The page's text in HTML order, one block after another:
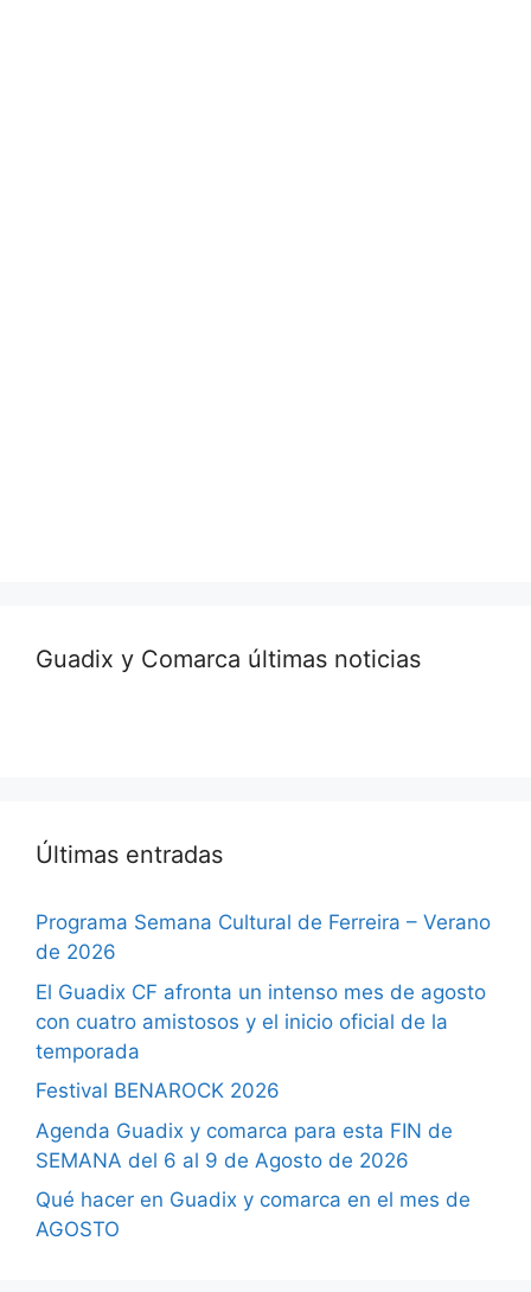
Guadix y Comarca últimas noticias
Últimas entradas
Programa Semana Cultural de Ferreira – Verano
de 2026
El Guadix CF afronta un intenso mes de agosto
con cuatro amistosos y el inicio oficial de la
temporada
Festival BENAROCK 2026
Agenda Guadix y comarca para esta FIN de
SEMANA del 6 al 9 de Agosto de 2026
Qué hacer en Guadix y comarca en el mes de
AGOSTO